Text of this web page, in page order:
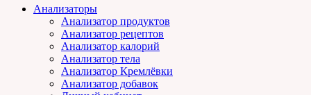
Анализаторы
Анализатор продуктов
Анализатор рецептов
Анализатор калорий
Анализатор тела
Анализатор Кремлёвки
Анализатор добавок